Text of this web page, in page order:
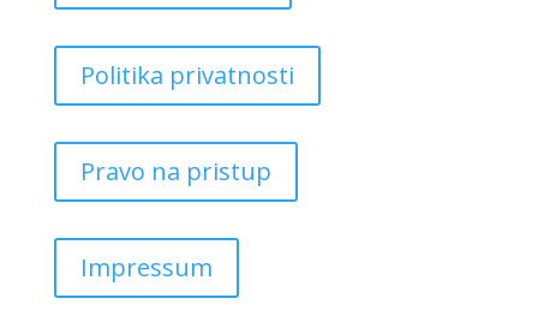
Politika privatnosti
Pravo na pristup
Impressum